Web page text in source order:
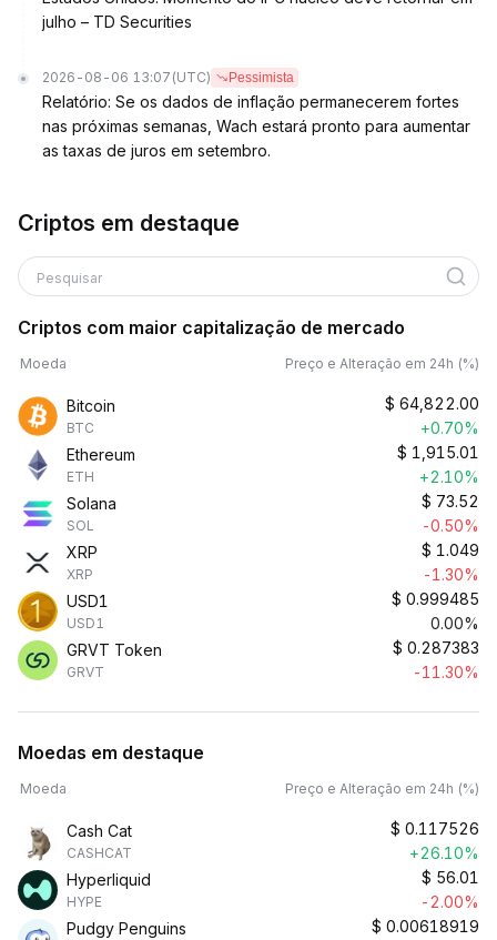
julho – TD Securities
2026-08-06 13:07 (UTC) Pessimista
Relatório: Se os dados de inflação permanecerem fortes
nas próximas semanas, Wach estará pronto para aumentar
as taxas de juros em setembro.
Criptos em destaque
Pesquisar
Criptos com maior capitalização de mercado
Moeda Preço e Alteração em 24h (%)
Bitcoin
BTC
$ 64,822.00
+0.70%
Ethereum
ETH
$ 1,915.01
+2.10%
Solana
SOL
$ 73.52
-0.50%
XRP
XRP
$ 1.049
-1.30%
USD1
USD1
$ 0.999485
0.00%
GRVT Token
GRVT
$ 0.287383
-11.30%
Moedas em destaque
Moeda Preço e Alteração em 24h (%)
Cash Cat
CASHCAT
$ 0.117526
+26.10%
Hyperliquid
HYPE
$ 56.01
-2.00%
Pudgy Penguins
$ 0.00618919